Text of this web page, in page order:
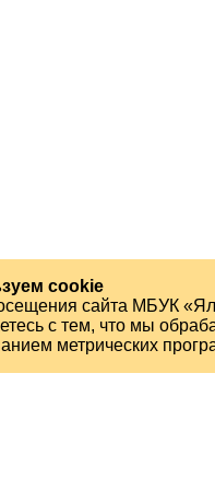
cookie
сайта МБУК
с тем, что мы
метрических